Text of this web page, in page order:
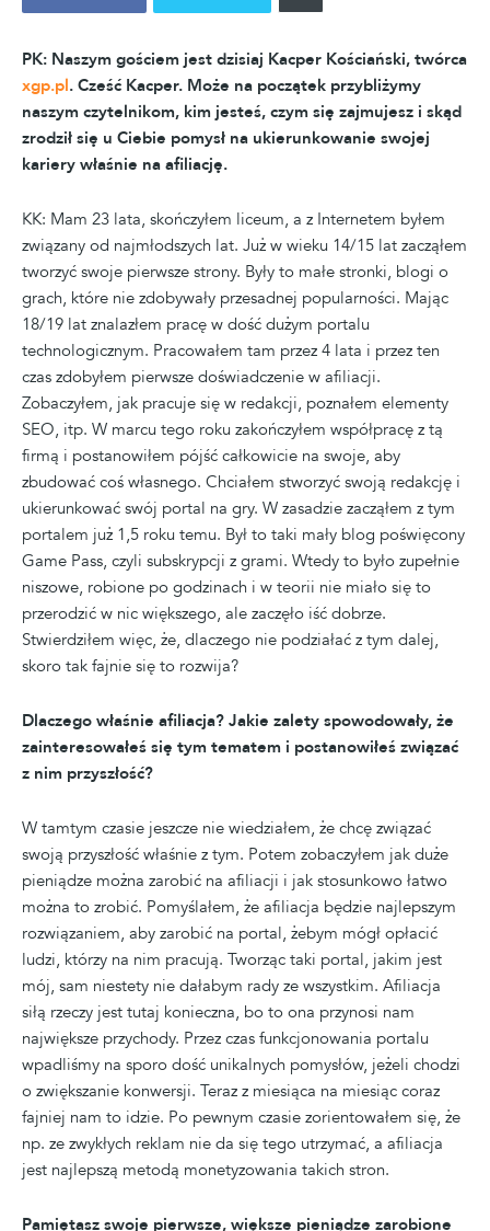
PK: Naszym gościem jest dzisiaj Kacper Kościański, twórca
xgp.pl. Cześć Kacper. Może na początek przybliżymy
naszym czytelnikom, kim jesteś, czym się zajmujesz i skąd
zrodził się u Ciebie pomysł na ukierunkowanie swojej
kariery właśnie na afiliację.
KK: Mam 23 lata, skończyłem liceum, a z Internetem byłem
związany od najmłodszych lat. Już w wieku 14/15 lat zacząłem
tworzyć swoje pierwsze strony. Były to małe stronki, blogi o
grach, które nie zdobywały przesadnej popularności. Mając
18/19 lat znalazłem pracę w dość dużym portalu
technologicznym. Pracowałem tam przez 4 lata i przez ten
czas zdobyłem pierwsze doświadczenie w afiliacji.
Zobaczyłem, jak pracuje się w redakcji, poznałem elementy
SEO, itp. W marcu tego roku zakończyłem współpracę z tą
firmą i postanowiłem pójść całkowicie na swoje, aby
zbudować coś własnego. Chciałem stworzyć swoją redakcję i
ukierunkować swój portal na gry. W zasadzie zacząłem z tym
portalem już 1,5 roku temu. Był to taki mały blog poświęcony
Game Pass, czyli subskrypcji z grami. Wtedy to było zupełnie
niszowe, robione po godzinach i w teorii nie miało się to
przerodzić w nic większego, ale zaczęło iść dobrze.
Stwierdziłem więc, że, dlaczego nie podziałać z tym dalej,
skoro tak fajnie się to rozwija?
Dlaczego właśnie afiliacja? Jakie zalety spowodowały, że
zainteresowałeś się tym tematem i postanowiłeś związać
z nim przyszłość?
W tamtym czasie jeszcze nie wiedziałem, że chcę związać
swoją przyszłość właśnie z tym. Potem zobaczyłem jak duże
pieniądze można zarobić na afiliacji i jak stosunkowo łatwo
można to zrobić. Pomyślałem, że afiliacja będzie najlepszym
rozwiązaniem, aby zarobić na portal, żebym mógł opłacić
ludzi, którzy na nim pracują. Tworząc taki portal, jakim jest
mój, sam niestety nie dałabym rady ze wszystkim. Afiliacja
siłą rzeczy jest tutaj konieczna, bo to ona przynosi nam
największe przychody. Przez czas funkcjonowania portalu
wpadliśmy na sporo dość unikalnych pomysłów, jeżeli chodzi
o zwiększanie konwersji. Teraz z miesiąca na miesiąc coraz
fajniej nam to idzie. Po pewnym czasie zorientowałem się, że
np. ze zwykłych reklam nie da się tego utrzymać, a afiliacja
jest najlepszą metodą monetyzowania takich stron.
Pamiętasz swoje pierwsze, większe pieniądze zarobione